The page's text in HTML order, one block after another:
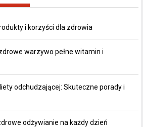
i korzyści dla zdrowia
warzywo pełne witamin i
odchudzającej: Skuteczne porady i
odżywianie na każdy dzień